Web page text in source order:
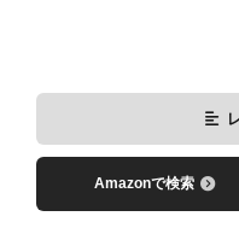
Amazonで検索